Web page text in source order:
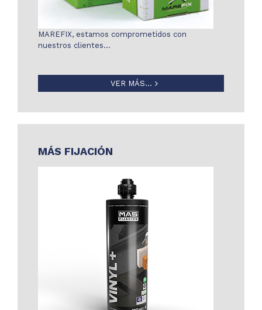
MAREFIX, estamos comprometidos con
nuestros clientes…
VER MÁS...
MÁS FIJACIÓN